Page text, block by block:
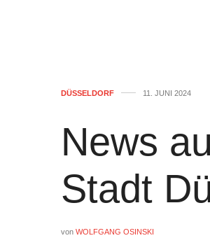
DÜSSELDORF 11. JUNI 2024
News
Stadt
von WOLFGANG OSINSKI